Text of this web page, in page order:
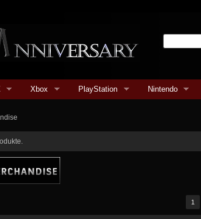
Xbox PlayStation Nintendo
1